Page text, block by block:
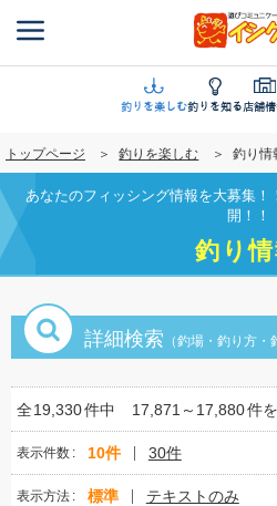
ン
に
移
動
釣りを楽しむ釣りを知る店舗
トップページ 釣りを楽しむ 釣り情
あなたのフィッシング情報を大募集
開！！
釣り
詳細検索 （釣場・釣り方・
全19,330件中 17,871～17,880件
表示件数 10件 30件
表示方法 標準 テキストのみ